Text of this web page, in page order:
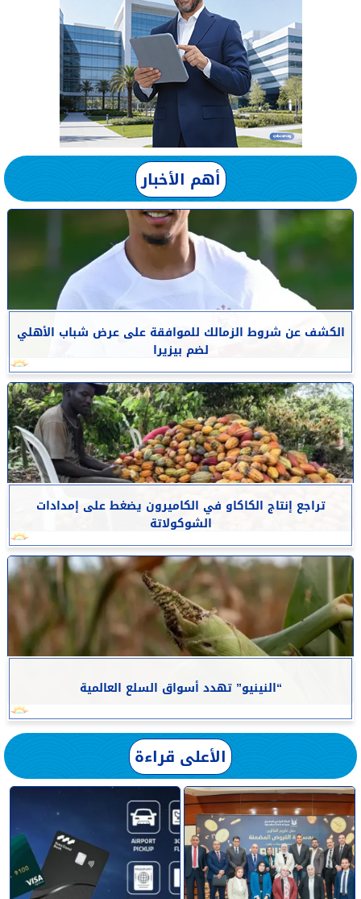
أهم الأخبار
الكشف عن شروط الزمالك للموافقة على عرض شباب الأهلي
لضم بيزيرا
تراجع إنتاج الكاكاو في الكاميرون يضغط على إمدادات
الشوكولاتة
“النينيو” تهدد أسواق السلع العالمية
الأعلى قراءة